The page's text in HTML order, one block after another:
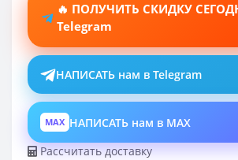
🔥 ПОЛУЧИТЬ СКИДКУ
Telegram
НАПИСАТЬ нам в Telegram
MAX НАПИСАТЬ нам в MAX
Рассчитать доставку